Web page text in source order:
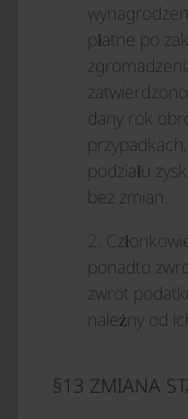
płatne po
dany rok
podziału
bez zmian.
2.
ponadto
zwrot
należny od
§13 ZMIANA